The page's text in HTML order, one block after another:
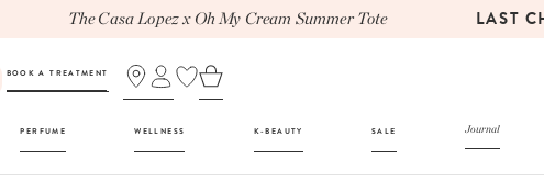
The Casa Lopez x Oh My Cream Summer Tote LAST
BOOK A TREATMENT
PERFUME WELLNESS K-BEAUTY SALE Journal